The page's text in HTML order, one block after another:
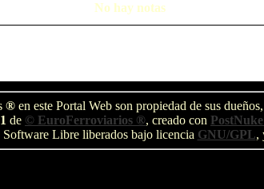
No hay notas
®en este Portal Web son propiedad de sus
de © EuroFerroviarios ®, creado con
Software Libre liberados bajo licencia GNU/GPL,